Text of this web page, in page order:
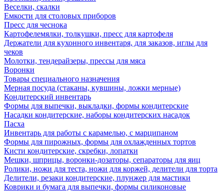
Веселки, скалки
Емкости для столовых приборов
Пресс для чеснока
Картофелемялки, толкушки, пресс для картофеля
Держатели для кухонного инвентаря, для заказов, иглы для
чеков
Молотки, тендерайзеры, прессы для мяса
Воронки
Товары специального назначения
Мерная посуда (стаканы, кувшины, ложки мерные)
Кондитерский инвентарь
Формы для выпечки, выкладки, формы кондитерские
Насадки кондитерские, наборы кондитерских насадок
Пасха
Инвентарь для работы с карамелью, с марципаном
Формы для пирожных, формы для охлажденных тортов
Кисти кондитерские, скребки, лопатки
Мешки, шприцы, воронки-дозаторы, сепараторы для яиц
Ролики, ножи для теста, ножи для коржей, делители для торта
Делители, резаки кондитерские, плунжер для мастики
Коврики и бумага для выпечки, формы силиконовые